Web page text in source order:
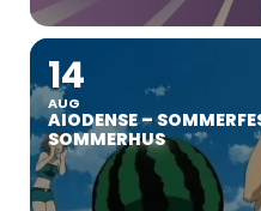
14
AUG
AIODENSE –
SOMMERHUS